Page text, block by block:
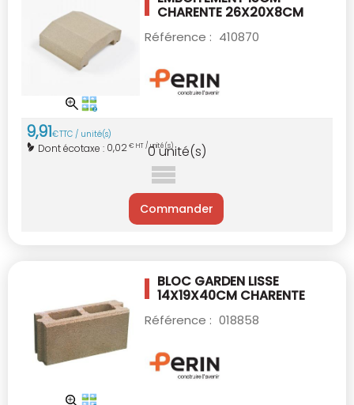
CHARENTE 26X20X8CM
Référence : 410870
9,91€TTC / unité(s)
Dont écotaxe : 0,02€ HT / unité(s)
0 unité(s)
Commander
BLOC GARDEN LISSE
14X19X40CM CHARENTE
Référence : 018858